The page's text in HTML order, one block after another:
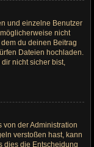
und einzelne Benutzer
nicht
du deinen Beitrag
Dateien hochladen.
nicht sicher bist,
von der Administration
verstoßen hast, kann
dies die Entscheidung